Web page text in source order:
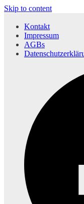
Skip to content
Kontakt
Impressum
AGBs